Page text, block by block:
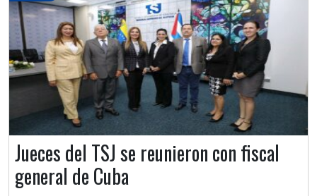
Jueces del TSJ se reunieron con fiscal
general de Cuba